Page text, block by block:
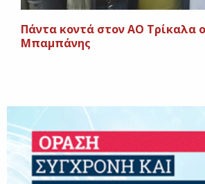
Πάντα κοντά στον ΑΟ Τρίκαλα
Μπαμπάνης